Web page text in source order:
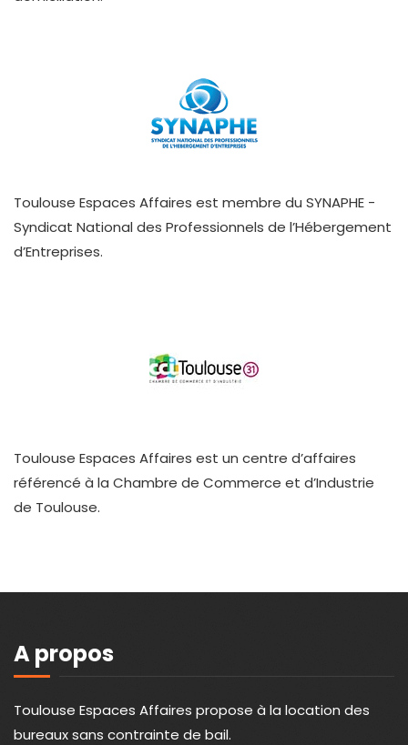
Toulouse Espaces Affaires est membre du SYNAPHE -
Syndicat National des Professionnels de l’Hébergement
d’Entreprises.
Toulouse Espaces Affaires est un centre d’affaires
référencé à la Chambre de Commerce et d’Industrie
de Toulouse.
A propos
Toulouse Espaces Affaires propose à la location des
bureaux sans contrainte de bail.